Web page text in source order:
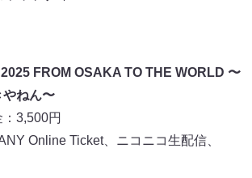
FROM OSAKA TO THE WORLD 〜
やねん〜
3,500円
Online Ticket、ニコニコ生配信、